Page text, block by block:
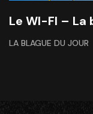
Le WI-FI – La
LA BLAGUE DU JOUR